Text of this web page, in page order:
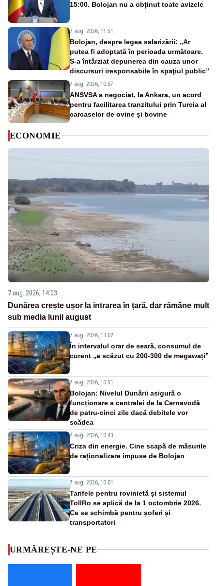
15:00. Bolojan nu a obținut toate avizele
7 aug. 2026, 11:51
Bolojan, despre legea salarizării: „Ar
putea fi adoptată în perioada următoare.
S-a întârziat depunerea din cauza unor
discursuri iresponsabile în spaţiul public”
7 aug. 2026, 10:57
ANSVSA a negociat, la Ankara, un acord
pentru facilitarea tranzitului prin Turcia al
carcaselor de ovine și bovine
ECONOMIE
7 aug. 2026, 14:03
Dunărea crește ușor la intrarea în țară, dar rămâne mult
sub media lunii august
7 aug. 2026, 13:02
În intervalul orar de seară, consumul de
curent „a scăzut cu 200-300 de megawați”
7 aug. 2026, 10:51
Bolojan: Nivelul Dunării asigură o
funcționare a centralei de la Cernavodă
de patru-cinci zile dacă debitele vor
scădea
7 aug. 2026, 10:43
Criza din energie. Cine scapă de măsurile
de raționalizare impuse de Bolojan
7 aug. 2026, 10:01
Tarifele pentru rovinietă și sistemul
TollRo se aplică de la 1 octombrie 2026.
Ce se schimbă pentru șoferi și
transportatori
URMĂREȘTE-NE PE